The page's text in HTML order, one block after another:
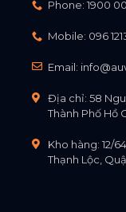
Phone: 1900
Mobile: 096
Email:
Địa chỉ: 58
Thành Phố Hồ
Kho hàng: 12/
Thạnh Lộc,